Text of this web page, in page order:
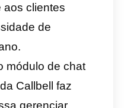
aequipe da
todas essas